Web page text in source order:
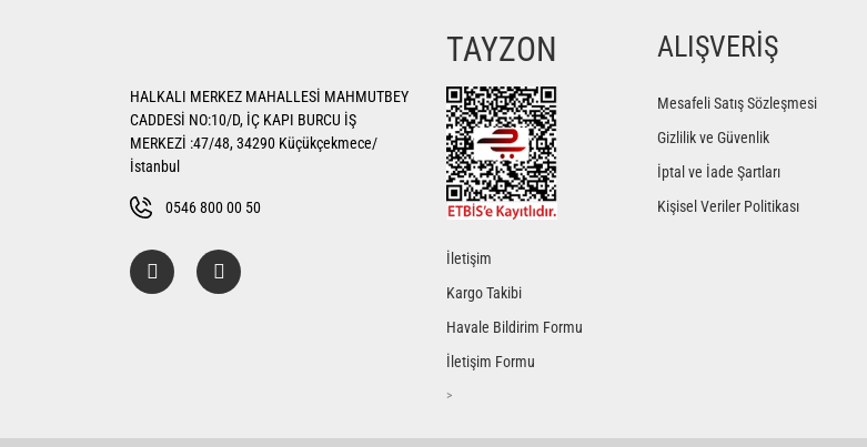
Yorum Yaz
Ürün resmi kalitesiz, bozuk veya görüntülenemiyor.
Ürün bilgilerinde hatalar bulunuyor.
Ürün fiyatı diğer sitelerden daha pahalı.
HALKALI MERKEZ MAHALLESİ MAHMUTBEY
CADDESİ NO:10/D, İÇ KAPI BURCU İŞ
MERKEZİ :47/48, 34290 Küçükçekmece/
İstanbul
0546 800 00 50
TAYZON
İletişim
Kargo Takibi
Havale Bildirim Formu
İletişim Formu
ALIŞVERİŞ
Mesafeli Satış Sözleşmesi
Gizlilik ve Güvenlik
İptal ve İade Şartları
Kişisel Veriler Politikası
>